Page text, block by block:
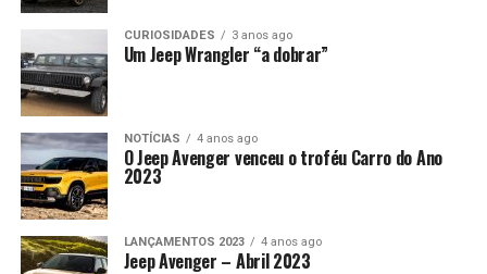
CURIOSIDADES 3 anos ago
Um Jeep Wrangler “a dobrar”
NOTÍCIAS 4 anos ago
O Jeep Avenger venceu o troféu Carro do Ano
2023
LANÇAMENTOS 2023 4 anos ago
Jeep Avenger – Abril 2023